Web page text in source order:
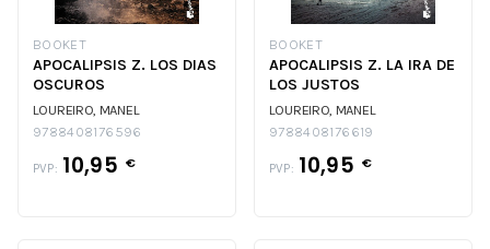
BOOKET
APOCALIPSIS Z. LOS DIAS
OSCUROS
LOUREIRO, MANEL
9788408176596
PVP: 10,95 €
BOOKET
APOCALIPSIS Z. LA IRA DE
LOS JUSTOS
LOUREIRO, MANEL
9788408176619
PVP: 10,95 €